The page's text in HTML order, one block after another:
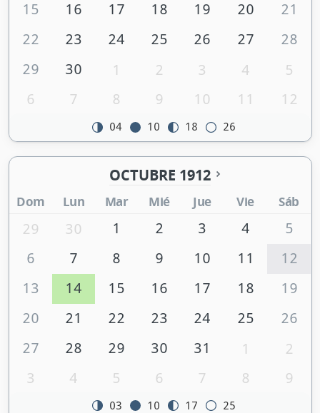
15
16 17 18 19 20
21
22
23 24 25 26 27
28
29
30 1 2 3 4
5
6
7 8 9 10 11 12
04 10 18 26
OCTUBRE 1912
Dom Lun Mar Mié Jue Vie Sáb
29 30 1 2 3 4
5
6
7 8 9 10 11
12
13
14 15 16 17 18
19
20
21 22 23 24 25
26
27
28 29 30 31 1
2
3
4 5 6 7 8 9
03 10 17 25